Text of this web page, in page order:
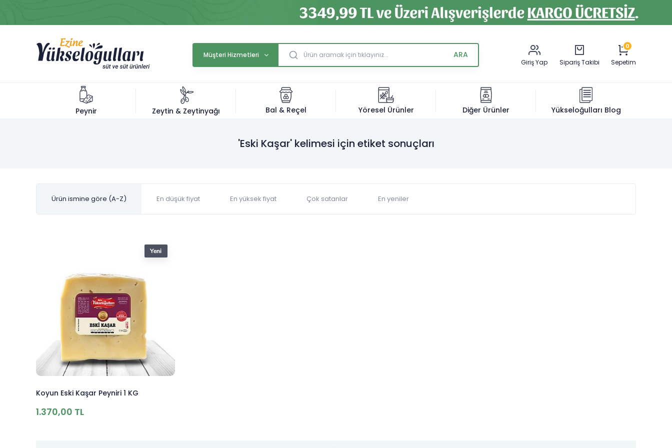
Müşteri Hizmetleri
Giriş Yap
Sipariş Takibi
0
Sepetim
Peynir Zeytin & Zeytinyağı Bal & Reçel Yöresel Ürünler Diğer Ürünler Yükseloğulları Blog
'Eski Kaşar' kelimesi için etiket sonuçları
Ürün ismine göre (A-Z) En düşük fiyat En yüksek fiyat Çok satanlar En yeniler
Koyun Eski Kaşar Peyniri 1 KG
1.370,00 TL